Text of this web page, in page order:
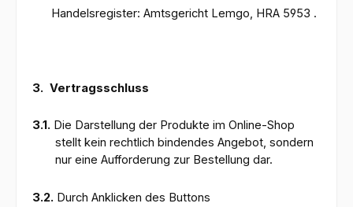
Handelsregister: Amtsgericht Lemgo, HRA 5953 .
3. Vertragsschluss
3.1. Die Darstellung der Produkte im Online-Shop
stellt kein rechtlich bindendes Angebot, sondern
nur eine Aufforderung zur Bestellung dar.
3.2. Durch Anklicken des Buttons